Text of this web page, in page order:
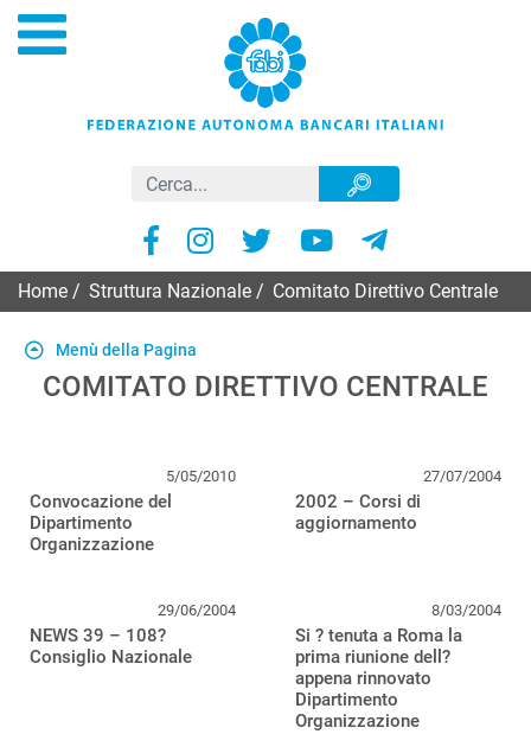
Home Struttura Nazionale Comitato Direttivo Centrale
Menù della Pagina
COMITATO DIRETTIVO CENTRALE
5/05/2010
Convocazione del
Dipartimento
Organizzazione
27/07/2004
2002 – Corsi di
aggiornamento
29/06/2004
NEWS 39 – 108?
Consiglio Nazionale
8/03/2004
Si ? tenuta a Roma la
prima riunione dell?
appena rinnovato
Dipartimento
Organizzazione